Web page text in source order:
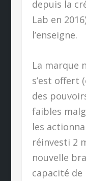
depuis la
Lab en
l’enseigne.
La marque
s’est offert
des
faibles
les
réinvesti 2
nouvelle
capacité de